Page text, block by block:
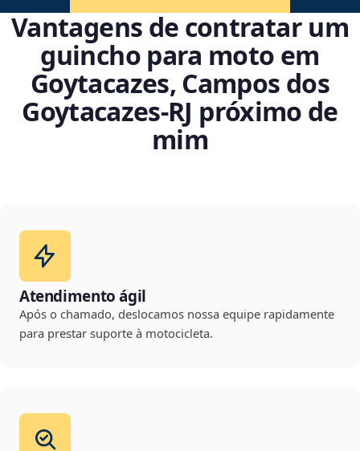
Vantagens de contratar um
guincho para moto em
Goytacazes, Campos dos
Goytacazes‑RJ próximo de
mim
Atendimento ágil
Após o chamado, deslocamos nossa equipe rapidamente
para prestar suporte à motocicleta.